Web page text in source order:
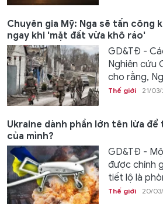
Chuyên gia Mỹ: Nga sẽ tấn công
ngay khi 'mặt đất vừa khô ráo'
GD&TĐ -
Nghiên cứu
cho rằng,
Thế giới 21/
Ukraine dành phần lớn tên lửa
của mình?
GD&TĐ -
được chính
tiết lộ là
Thế giới 20/